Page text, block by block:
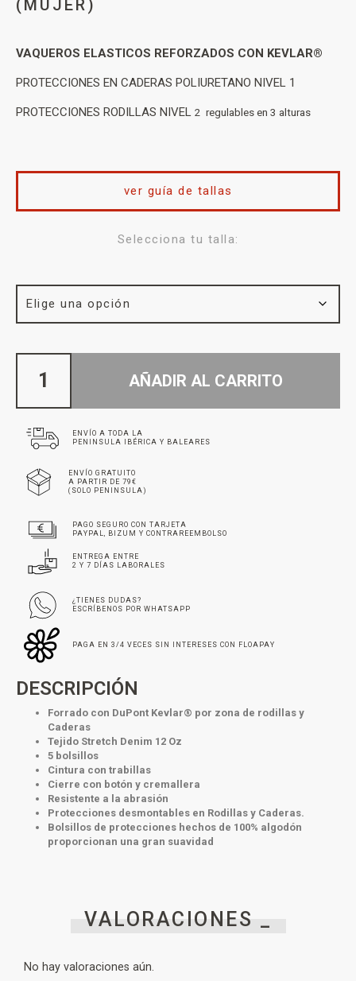
(MUJER)
VAQUEROS ELASTICOS REFORZADOS CON KEVLAR®
PROTECCIONES EN CADERAS POLIURETANO NIVEL 1
PROTECCIONES RODILLAS NIVEL 2 regulables en 3 alturas
Selecciona tu talla:
ver guía de tallas
AÑADIR AL CARRITO
ENVÍO A TODA LA
PENINSULA IBÉRICA Y BALEARES
ENVÍO GRATUITO
A PARTIR DE 79€
(SOLO PENINSULA)
PAGO SEGURO CON TARJETA
PAYPAL, BIZUM Y CONTRAREEMBOLSO
ENTREGA ENTRE
2 Y 7 DÍAS LABORALES
¿TIENES DUDAS?
ESCRÍBENOS POR WHATSAPP
PAGA EN 3/4 VECES SIN INTERESES CON FLOAPAY
DESCRIPCIÓN
Forrado con DuPont Kevlar® por zona de rodillas y
Caderas
Tejido Stretch Denim 12 Oz
5 bolsillos
Cintura con trabillas
Cierre con botón y cremallera
Resistente a la abrasión
Protecciones desmontables en Rodillas y Caderas.
Bolsillos de protecciones hechos de 100% algodón
proporcionan una gran suavidad
VALORACIONES _
No hay valoraciones aún.